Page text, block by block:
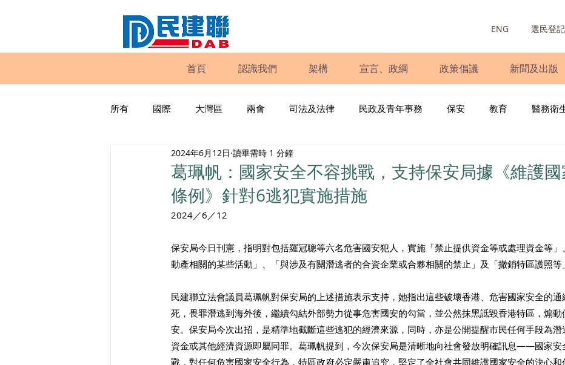
ENG 選民登記
首頁 認識我們 架構 宣言、政綱 政策倡議 新聞及出版
所有 國際 大灣區 兩會 司法及法律 民政及青年事務 保安 教育 醫務衛
工商專業 家庭
民建聯報告及建議書 調查 新冠肺炎
議會監察 區議會
葛珮帆：國家安全不容挑戰，支持保安局據《維護
條例》針對6逃犯實施措施
2024年6月12日 讀畢需時 1 分鐘
2024／6／12
保安局今日刊憲，指明對包括羅冠聰等六名危害國安犯人，實施「禁止提供資金等或處理資金等」
動產相關的某些活動」、「與涉及有關潛逃者的合資企業或合夥相關的禁止」及「撤銷特區護照等
民建聯立法會議員葛珮帆對保安局的上述措施表示支持，她指出這些破壞香港、危害國家安全的通
死，畏罪潛逃到海外後，繼續勾結外部勢力從事危害國安的勾當，並公然抹黑詆毀香港特區，煽動
安。保安局今次出招，是精準地截斷這些逃犯的經濟來源，同時，亦是公開提醒市民任何手段為
資金或其他經濟資源即屬同罪。葛珮帆提到，今次保安局是清晰地向社會發放明確訊息——國家安
戰，對任何危害國家安全行為，特區政府必定嚴肅追究，堅定了全社會共同維護國家安全的決心和